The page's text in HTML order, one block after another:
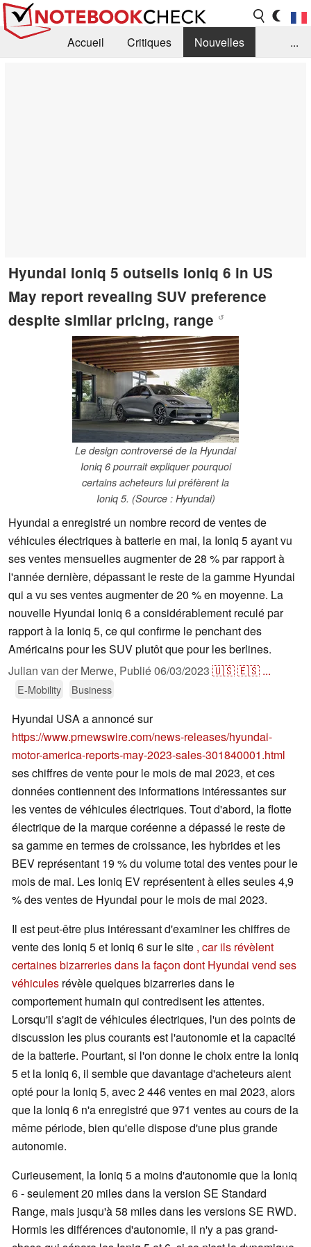
Accueil Critiques
Nouvelles
...
Hyundai Ioniq 5 outsells Ioniq 6 in US
May report revealing SUV preference
despite similar pricing, range ↺
Le design controversé de la Hyundai
Ioniq 6 pourrait expliquer pourquoi
certains acheteurs lui préfèrent la
Ioniq 5. (Source : Hyundai)
Hyundai a enregistré un nombre record de ventes de
véhicules électriques à batterie en mai, la Ioniq 5 ayant vu
ses ventes mensuelles augmenter de 28 % par rapport à
l'année dernière, dépassant le reste de la gamme Hyundai
qui a vu ses ventes augmenter de 20 % en moyenne. La
nouvelle Hyundai Ioniq 6 a considérablement reculé par
rapport à la Ioniq 5, ce qui confirme le penchant des
Américains pour les SUV plutôt que pour les berlines.
Julian van der Merwe, Publié06/03/2023 🇺🇸🇪🇸 ...
E-Mobility Business
Hyundai USA a annoncé sur
https://www.prnewswire.com/news-releases/hyundai-
motor-america-reports-may-2023-sales-301840001.html
ses chiffres de vente pour le mois de mai 2023, et ces
données contiennent des informations intéressantes sur
les ventes de véhicules électriques. Tout d'abord, la flotte
électrique de la marque coréenne a dépassé le reste de
sa gamme en termes de croissance, les hybrides et les
BEV représentant 19 % du volume total des ventes pour le
mois de mai. Les Ioniq EV représentent à elles seules 4,9
% des ventes de Hyundai pour le mois de mai 2023.
Il est peut-être plus intéressant d'examiner les chiffres de
vente des Ioniq 5 et Ioniq 6 sur le site , car ils révèlent
certaines bizarreries dans la façon dont Hyundai vend ses
véhicules révèle quelques bizarreries dans le
comportement humain qui contredisent les attentes.
Lorsqu'il s'agit de véhicules électriques, l'un des points de
discussion les plus courants est l'autonomie et la capacité
de la batterie. Pourtant, si l'on donne le choix entre la Ioniq
5 et la Ioniq 6, il semble que davantage d'acheteurs aient
opté pour la Ioniq 5, avec 2 446 ventes en mai 2023, alors
que la Ioniq 6 n'a enregistré que 971 ventes au cours de la
même période, bien qu'elle dispose d'une plus grande
autonomie.
Curieusement, la Ioniq 5 a moins d'autonomie que la Ioniq
6 - seulement 20 miles dans la version SE Standard
Range, mais jusqu'à 58 miles dans les versions SE RWD.
Hormis les différences d'autonomie, il n'y a pas grand-